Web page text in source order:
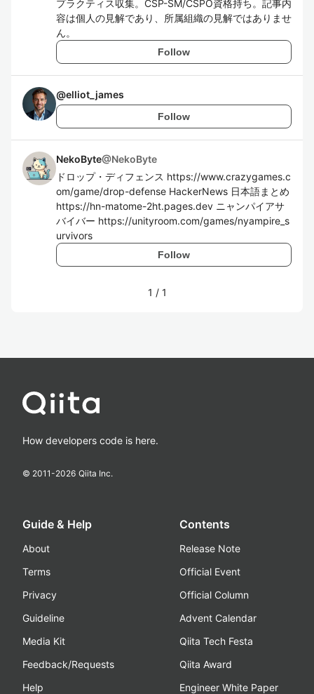
プラクティス収集。CSP-SM/CSPO資格持ち。記事内
容は個人の見解であり、所属組織の見解ではありませ
ん。
Follow
@elliot_james
Follow
NekoByte@NekoByte
ドロップ・ディフェンス https://www.crazygames.c
om/game/drop-defense HackerNews 日本語まとめ
https://hn-matome-2ht.pages.dev ニャンパイアサ
バイバー https://unityroom.com/games/nyampire_s
urvivors
Follow
1 / 1
How developers code is here.
© 2011-2026 Qiita Inc.
Guide & Help
About
Terms
Privacy
Guideline
Media Kit
Feedback/Requests
Help
Contents
Release Note
Official Event
Official Column
Advent Calendar
Qiita Tech Festa
Qiita Award
Engineer White Paper